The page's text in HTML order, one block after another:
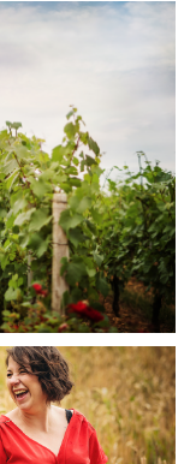
BOURGOGNE